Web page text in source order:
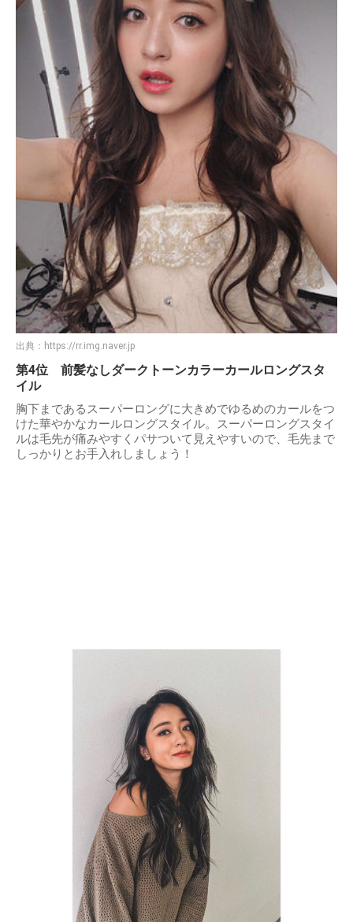
出典： https://rr.img.naver.jp
第4位 前髪なしダークトーンカラーカールロングスタ
イル
胸下まであるスーパーロングに大きめでゆるめのカールをつ
けた華やかなカールロングスタイル。スーパーロングスタイ
ルは毛先が痛みやすくパサついて見えやすいので、毛先まで
しっかりとお手入れしましょう！